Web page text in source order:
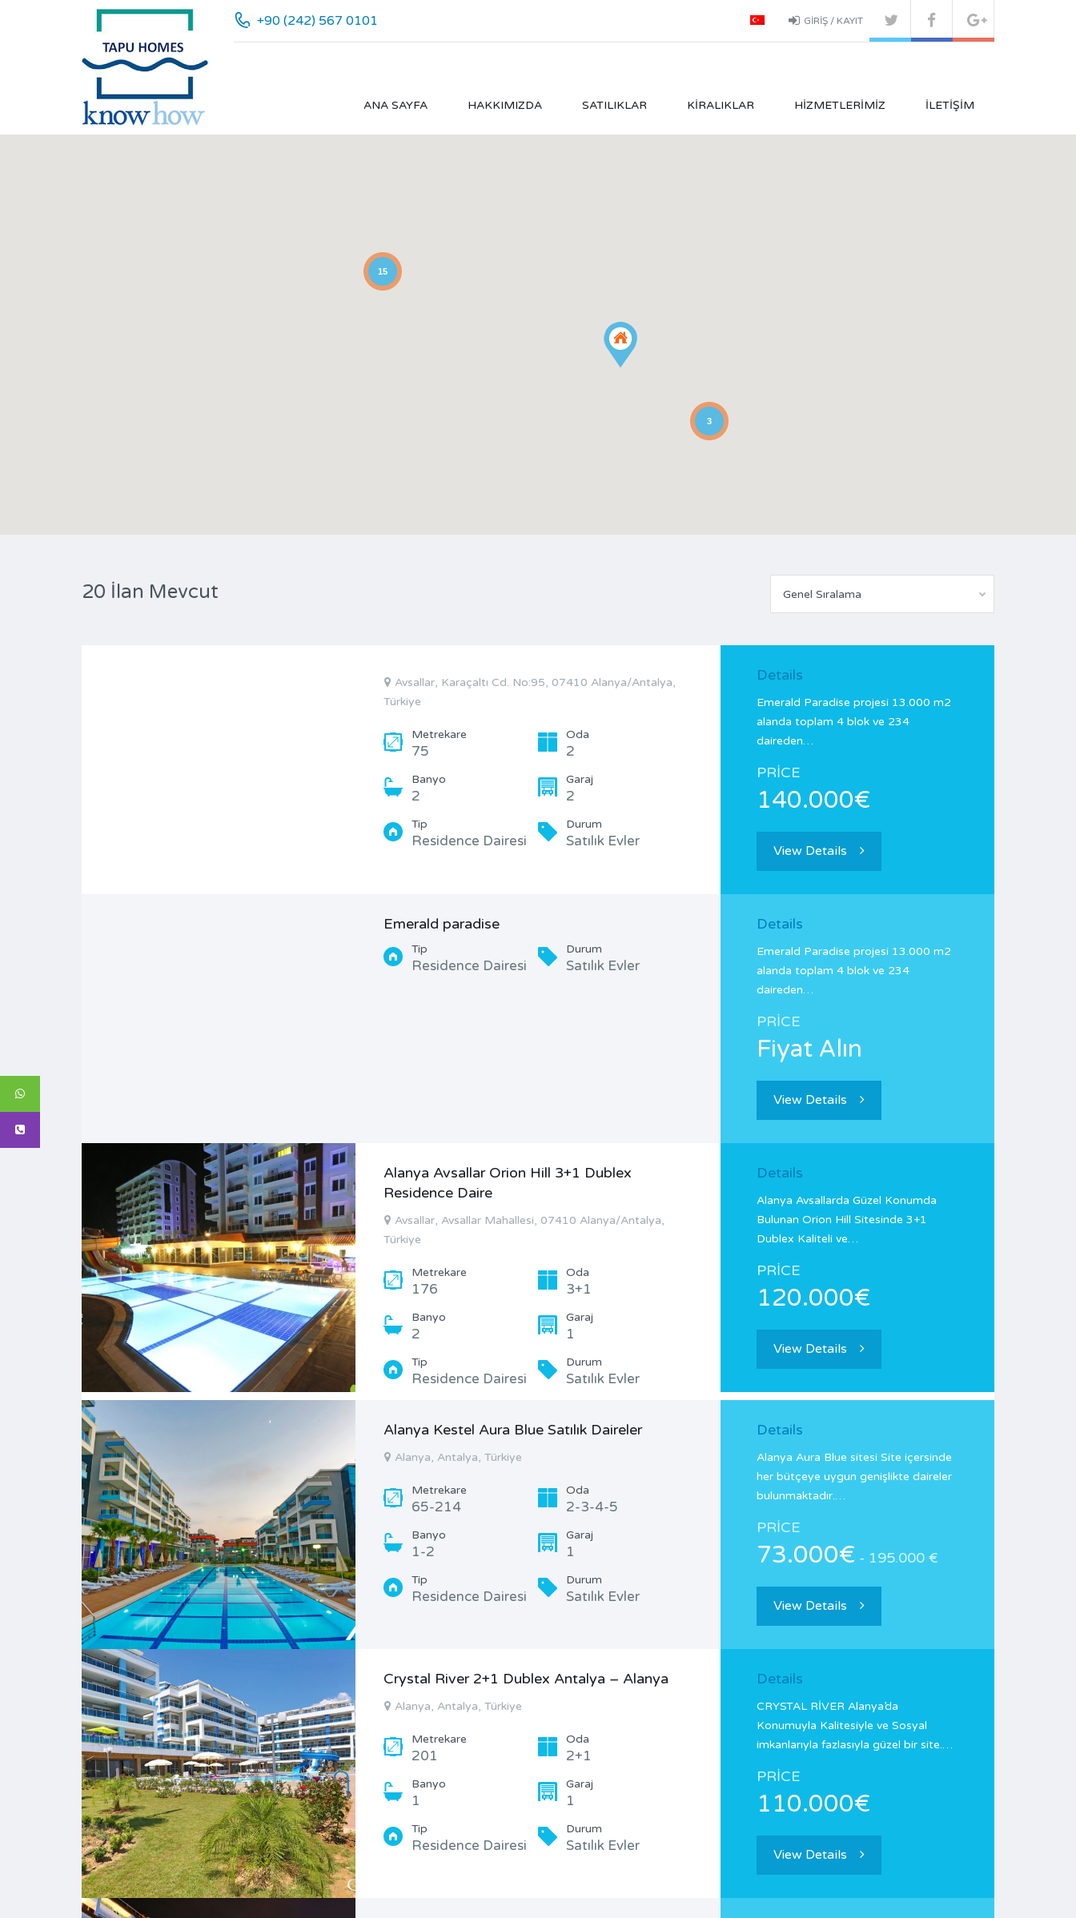
GIRIŞ / KAYIT
+90 (242) 567 0101
ANA SAYFA HAKKIMIZDA SATILIKLAR KIRALIKLAR HIZMETLERIMIZ İLETIŞIM
15
3
20 İlan Mevcut Genel Sıralama
Avsallar, Karaçaltı Cd. No:95, 07410 Alanya/Antalya,
Türkiye
Metrekare
75
Oda
2
Banyo
2
Garaj
2
Tip
Residence Dairesi
Durum
Satılık Evler
Details
Emerald Paradise projesi 13.000 m2
alanda toplam 4 blok ve 234
daireden…
PRICE
140.000€
View Details
Emerald paradise
Tip
Residence Dairesi
Durum
Satılık Evler
Details
Emerald Paradise projesi 13.000 m2
alanda toplam 4 blok ve 234
daireden…
PRICE
Fiyat Alın
View Details
Alanya Avsallar Orion Hill 3+1 Dublex
Residence Daire
Avsallar, Avsallar Mahallesi, 07410 Alanya/Antalya,
Türkiye
Metrekare
176
Oda
3+1
Banyo
2
Garaj
1
Tip
Residence Dairesi
Durum
Satılık Evler
Details
Alanya Avsallarda Güzel Konumda
Bulunan Orion Hill Sitesinde 3+1
Dublex Kaliteli ve…
PRICE
120.000€
View Details
Alanya Kestel Aura Blue Satılık Daireler
Alanya, Antalya, Türkiye
Metrekare
65-214
Oda
2-3-4-5
Banyo
1-2
Garaj
1
Tip
Residence Dairesi
Durum
Satılık Evler
Details
Alanya Aura Blue sitesi Site içersinde
her bütçeye uygun genişlikte daireler
bulunmaktadır.…
PRICE
73.000€ - 195.000 €
View Details
Crystal River 2+1 Dublex Antalya – Alanya
Alanya, Antalya, Türkiye
Metrekare
201
Oda
2+1
Banyo
1
Garaj
1
Tip
Residence Dairesi
Durum
Satılık Evler
Details
CRYSTAL RİVER Alanya’da
Konumuyla Kalitesiyle ve Sosyal
imkanlarıyla fazlasıyla güzel bir site.…
PRICE
110.000€
View Details